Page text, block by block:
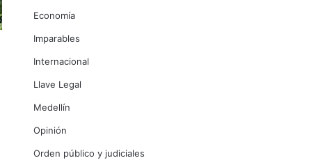
Economía
Imparables
Internacional
Llave Legal
Medellín
Opinión
Orden público y judiciales